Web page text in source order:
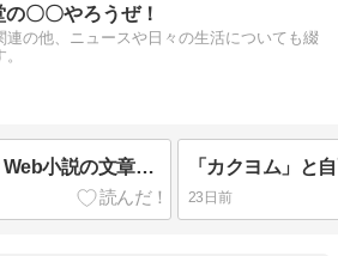
の〇〇やろうぜ！
連の他、ニュースや日々の生活についても綴
あなたはどのタイプ？Web小説の文章スタイル6選
23日前